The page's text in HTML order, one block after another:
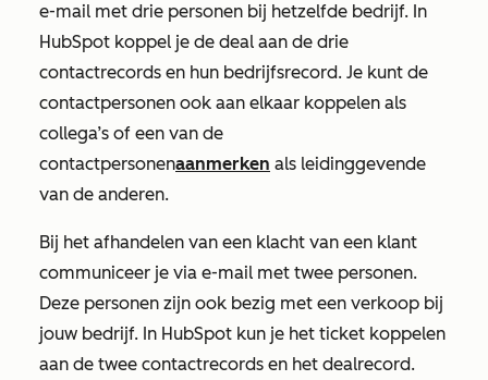
e-mail met drie personen bij hetzelfde bedrijf. In
HubSpot koppel je de deal aan de drie
contactrecords en hun bedrijfsrecord. Je kunt de
contactpersonen ook aan elkaar koppelen als
collega’s of een van de
contactpersonenaanmerken als leidinggevende
van de anderen.
Bij het afhandelen van een klacht van een klant
communiceer je via e-mail met twee personen.
Deze personen zijn ook bezig met een verkoop bij
jouw bedrijf. In HubSpot kun je het ticket koppelen
aan de twee contactrecords en het dealrecord.